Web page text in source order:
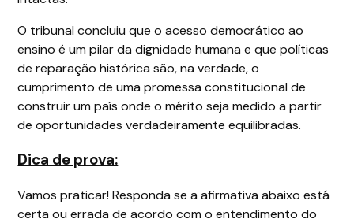
O tribunal concluiu que o acesso democrático ao
ensino é um pilar da dignidade humana e que políticas
de reparação histórica são, na verdade, o
cumprimento de uma promessa constitucional de
construir um país onde o mérito seja medido a partir
de oportunidades verdadeiramente equilibradas.
Dica de prova:
Vamos praticar! Responda se a afirmativa abaixo está
certa ou errada de acordo com o entendimento do